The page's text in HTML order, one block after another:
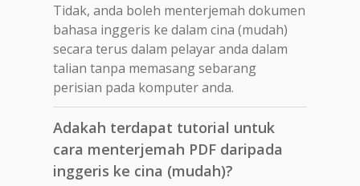
Tidak, anda boleh menterjemah dokumen
bahasa inggeris ke dalam cina (mudah)
secara terus dalam pelayar anda dalam
talian tanpa memasang sebarang
perisian pada komputer anda.
Adakah terdapat tutorial untuk
cara menterjemah PDF daripada
inggeris ke cina (mudah)?